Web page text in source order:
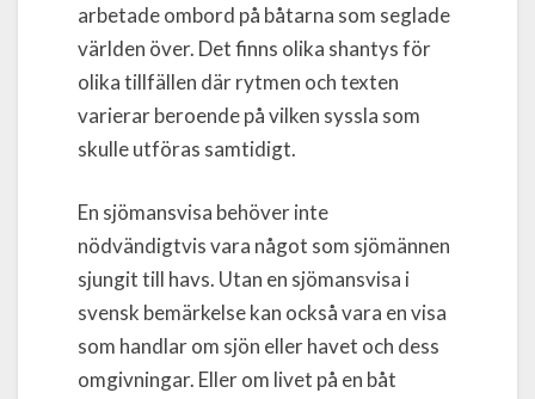
arbetade ombord på båtarna som seglade
världen över. Det finns olika shantys för
olika tillfällen där rytmen och texten
varierar beroende på vilken syssla som
skulle utföras samtidigt.
En sjömansvisa behöver inte
nödvändigtvis vara något som sjömännen
sjungit till havs. Utan en sjömansvisa i
svensk bemärkelse kan också vara en visa
som handlar om sjön eller havet och dess
omgivningar. Eller om livet på en båt